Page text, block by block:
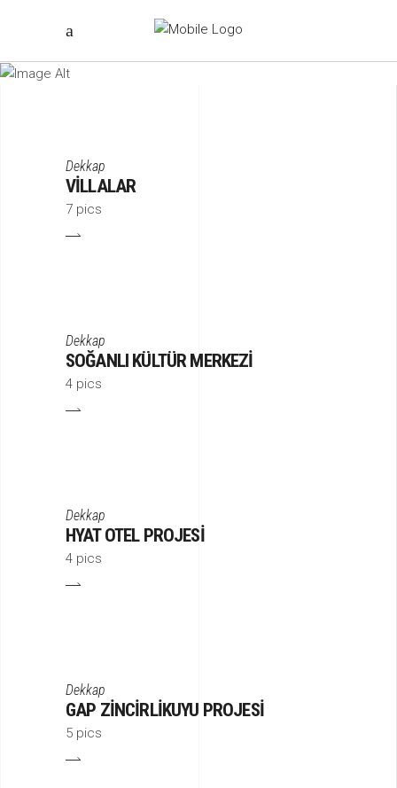
PROJELER
Dekkap
VILLALAR
7 pics
Dekkap
SOĞANLI KÜLTÜR MERKEZI
4 pics
Dekkap
HYAT OTEL PROJESI
4 pics
Dekkap
GAP ZINCIRLIKUYU PROJESI
5 pics